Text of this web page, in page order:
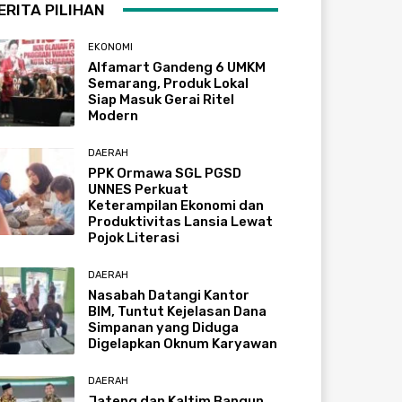
PILIHAN
EKONOMI
Alfamart Gandeng 6 UMKM
Semarang, Produk Lokal
Siap Masuk Gerai Ritel
Modern
DAERAH
PPK Ormawa SGL PGSD
UNNES Perkuat
Keterampilan Ekonomi dan
Produktivitas Lansia Lewat
Pojok Literasi
DAERAH
Nasabah Datangi Kantor
BIM, Tuntut Kejelasan Dana
Simpanan yang Diduga
Digelapkan Oknum Karyawan
DAERAH